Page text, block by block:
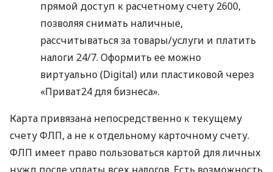
прямой доступ к расчетному счету 2600,
позволяя снимать наличные,
рассчитываться за товары/услуги и платить
налоги 24/7. Оформить ее можно
виртуально (Digital) или пластиковой через
«Приват24 для бизнеса».
Карта привязана непосредственно к текущему
счету ФЛП, а не к отдельному карточному счету.
ФЛП имеет право пользоваться картой для личных